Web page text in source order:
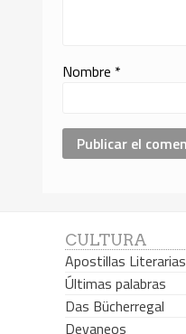
Nombre *
CULTURA
Apostillas Literarias
Últimas palabras
Das Bücherregal
Devaneos